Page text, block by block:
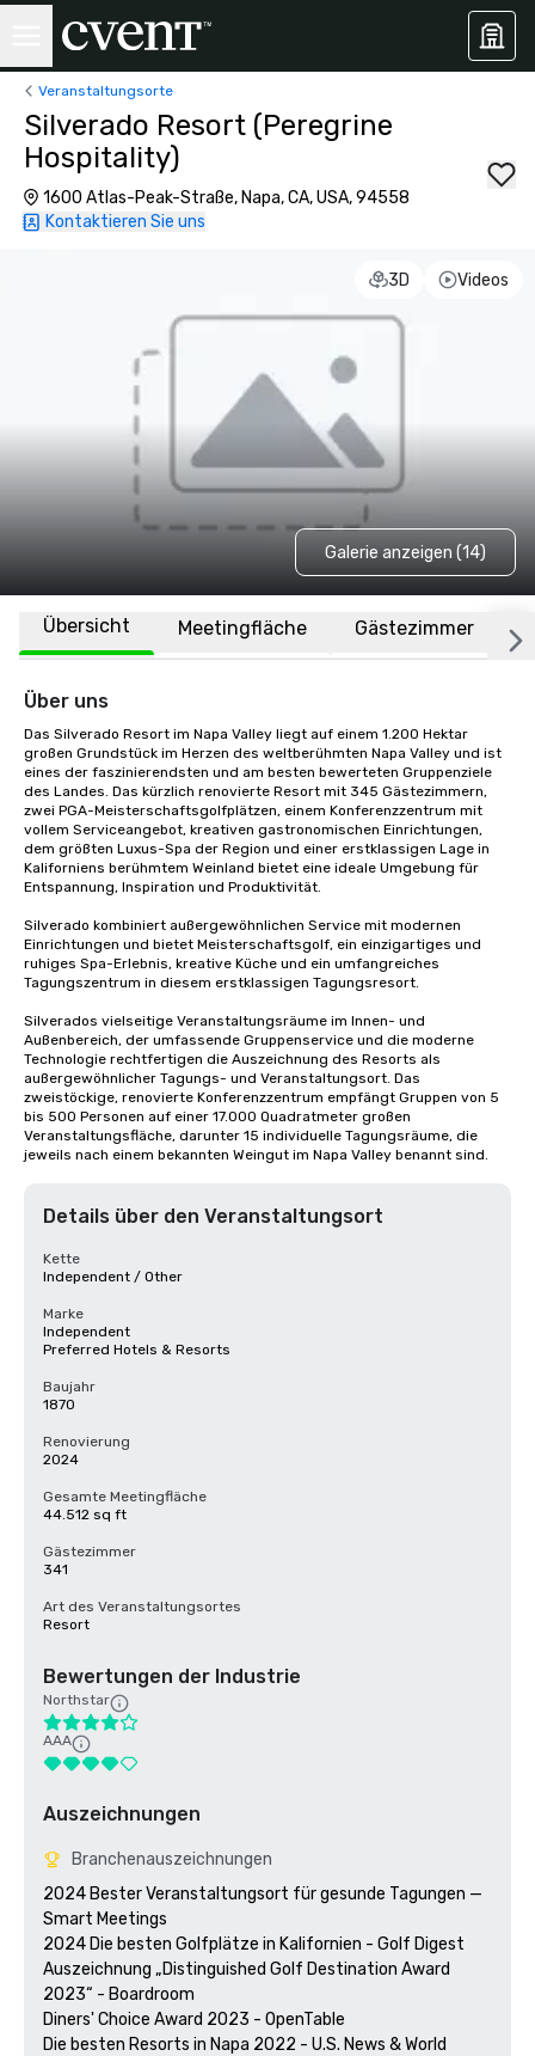
Veranstaltungsorte
Silverado Resort (Peregrine
Hospitality)
1600 Atlas-Peak-Straße, Napa, CA, USA, 94558
Kontaktieren Sie uns
3D Videos
Galerie anzeigen (14)
Übersicht Meetingfläche Gästezimmer
Über uns
Das Silverado Resort im Napa Valley liegt auf einem 1.200 Hektar
großen Grundstück im Herzen des weltberühmten Napa Valley und ist
eines der faszinierendsten und am besten bewerteten Gruppenziele
des Landes. Das kürzlich renovierte Resort mit 345 Gästezimmern,
zwei PGA-Meisterschaftsgolfplätzen, einem Konferenzzentrum mit
vollem Serviceangebot, kreativen gastronomischen Einrichtungen,
dem größten Luxus-Spa der Region und einer erstklassigen Lage in
Kaliforniens berühmtem Weinland bietet eine ideale Umgebung für
Entspannung, Inspiration und Produktivität.
Silverado kombiniert außergewöhnlichen Service mit modernen
Einrichtungen und bietet Meisterschaftsgolf, ein einzigartiges und
ruhiges Spa-Erlebnis, kreative Küche und ein umfangreiches
Tagungszentrum in diesem erstklassigen Tagungsresort.
Silverados vielseitige Veranstaltungsräume im Innen- und
Außenbereich, der umfassende Gruppenservice und die moderne
Technologie rechtfertigen die Auszeichnung des Resorts als
außergewöhnlicher Tagungs- und Veranstaltungsort. Das
zweistöckige, renovierte Konferenzzentrum empfängt Gruppen von 5
bis 500 Personen auf einer 17.000 Quadratmeter großen
Veranstaltungsfläche, darunter 15 individuelle Tagungsräume, die
jeweils nach einem bekannten Weingut im Napa Valley benannt sind.
Details über den Veranstaltungsort
Kette
Independent / Other
Marke
Independent
Preferred Hotels & Resorts
Baujahr
1870
Renovierung
2024
Gesamte Meetingfläche
44.512 sq ft
Gästezimmer
341
Art des Veranstaltungsortes
Resort
Bewertungen der Industrie
Northstar
AAA
Auszeichnungen
Branchenauszeichnungen
2024 Bester Veranstaltungsort für gesunde Tagungen —
Smart Meetings
2024 Die besten Golfplätze in Kalifornien - Golf Digest
Auszeichnung „Distinguished Golf Destination Award
2023“ - Boardroom
Diners' Choice Award 2023 - OpenTable
Die besten Resorts in Napa 2022 - U.S. News & World